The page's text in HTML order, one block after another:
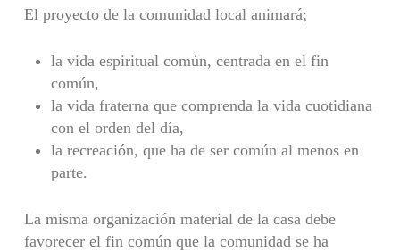
El proyecto de la comunidad local animará;
la vida espiritual común, centrada en el fin
común,
la vida fraterna que comprenda la vida cuotidiana
con el orden del día,
la recreación, que ha de ser común al menos en
parte.
La misma organización material de la casa debe
favorecer el fin común que la comunidad se ha